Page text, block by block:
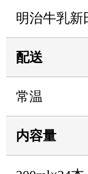
明治牛乳新
配送
常温
内容量